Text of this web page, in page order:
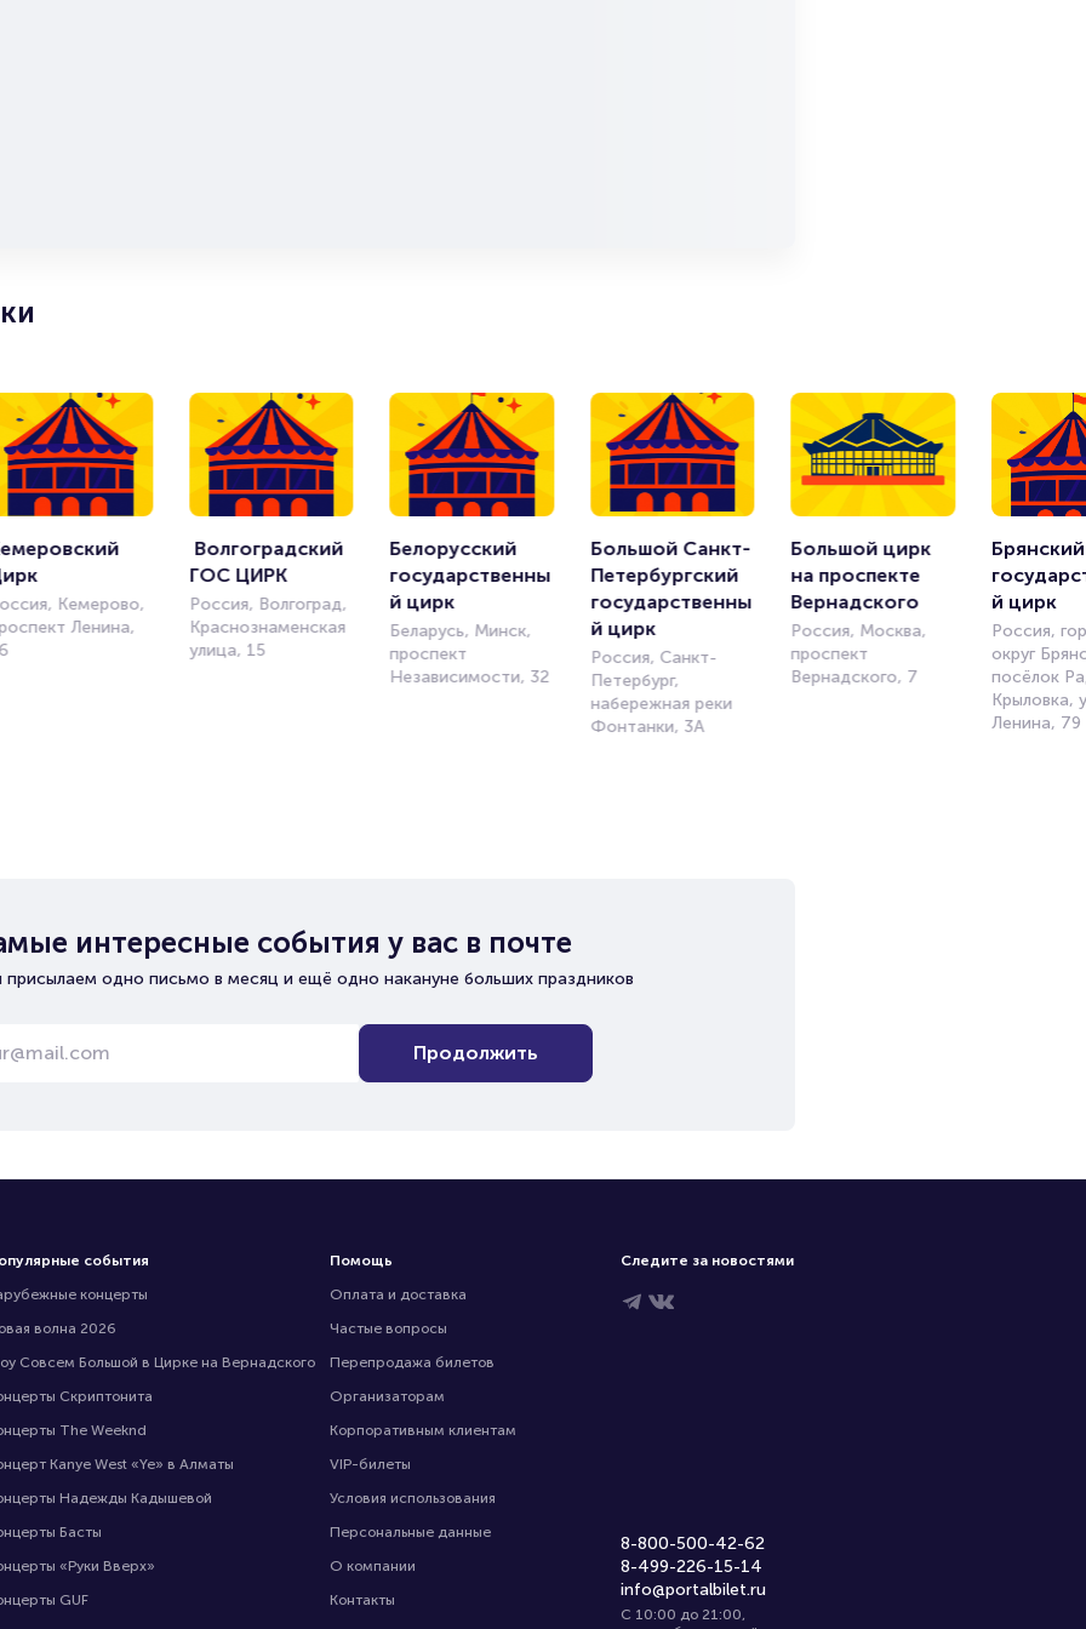
Цирка и Эстрады, который открылся в 2018 году. Здесь
Это и уникальные книги, и фото-видеотеки, живопись,
семьей, и вы непременно захотите вернуться сюда вновь!
Кемерово,
Ленина,
Волгоградский
ГОС ЦИРК
Россия, Волгоград,
Краснознаменская
улица, 15
Белорусский
государственны
й цирк
Беларусь, Минск,
проспект
Независимости, 32
Большой Санкт-
Петербургский
государственны
й цирк
Россия, Санкт-
Петербург,
набережная реки
Фонтанки, 3А
Большой цирк
на проспекте
Вернадского
Россия, Москва,
проспект
Вернадского, 7
Брянский
й цирк
Россия,
округ
посёлок
Крыловка,
Ленина, 79
интересные события у вас в почте
одно письмо в месяц и ещё одно накануне больших праздников
Продолжить
события
концерты
волна 2026
Совсем Большой в Цирке на Вернадского
Скриптонита
The Weeknd
Kanye West «Ye» в Алматы
Надежды Кадышевой
Басты
«Руки Вверх»
GUF
Помощь
Оплата и доставка
Частые вопросы
Перепродажа билетов
Организаторам
Корпоративным клиентам
VIP-билеты
Условия использования
Персональные данные
О компании
Контакты
Следите за новостями
8-800-500-42-62
8-499-226-15-14
info@portalbilet.ru
С 10:00 до 21:00,